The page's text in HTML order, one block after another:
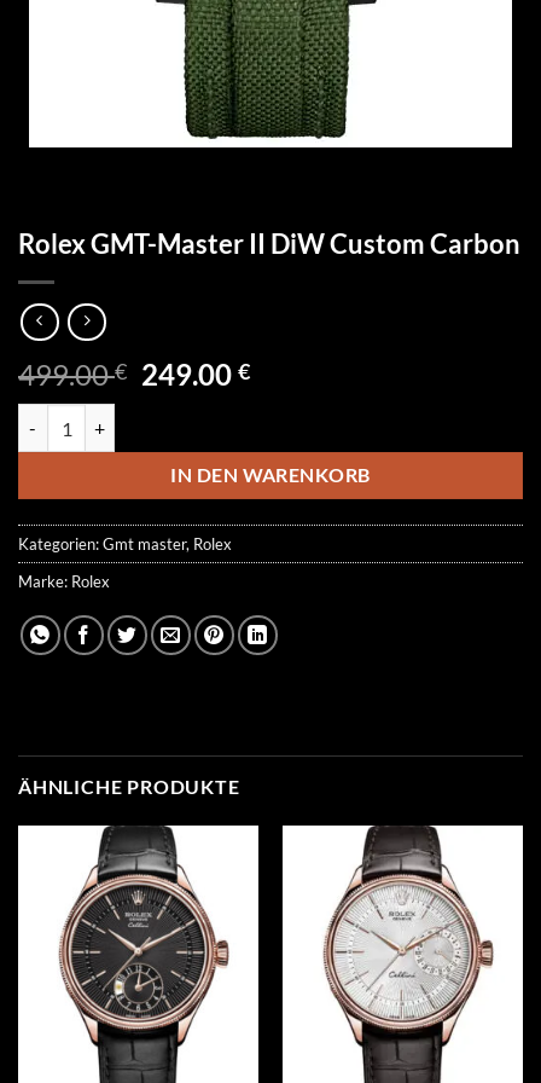
Rolex GMT-Master II DiW Custom Carbon
499.00€ Ursprünglicher
499.00 €
249.00€Aktueller
249.00 €.
IN DEN WARENKORB
Kategorien:Gmt master, Rolex
Marke: Rolex
ÄHNLICHE PRODUKTE